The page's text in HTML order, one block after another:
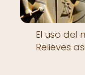
El uso del
Relieves